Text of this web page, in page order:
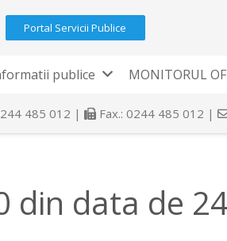
Portal Servicii Publice
publice MONITORUL
485 012 | Fax.: 0244 485 012 |
din data de